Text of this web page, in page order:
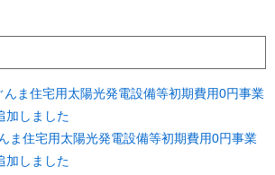
んま住宅用太陽光発電設備等初期費用0円事業
加しました
ま住宅用太陽光発電設備等初期費用0円事業
加しました